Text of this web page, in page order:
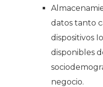
datos tanto
dispositivos
disponibles
negocio.